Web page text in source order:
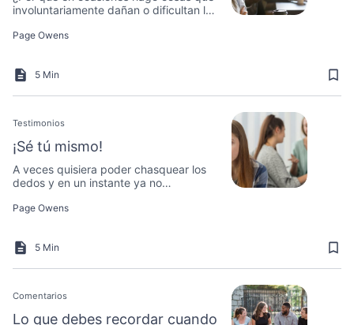
involuntariamente dañan o dificultan las
Page Owens
5 Min
Testimonios
¡Sé tú mismo!
A veces quisiera poder chasquear los
dedos y en un instante ya no
piensan de mí.
Page Owens
5 Min
Comentarios
Lo que debes recordar cuando